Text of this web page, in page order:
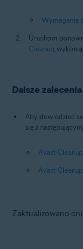
Wymagania
Uruchom
Cleanup ,
Dalsze zalecenia
Aby dowiedzieć
się z
Avast
Avast
Zaktualizowano